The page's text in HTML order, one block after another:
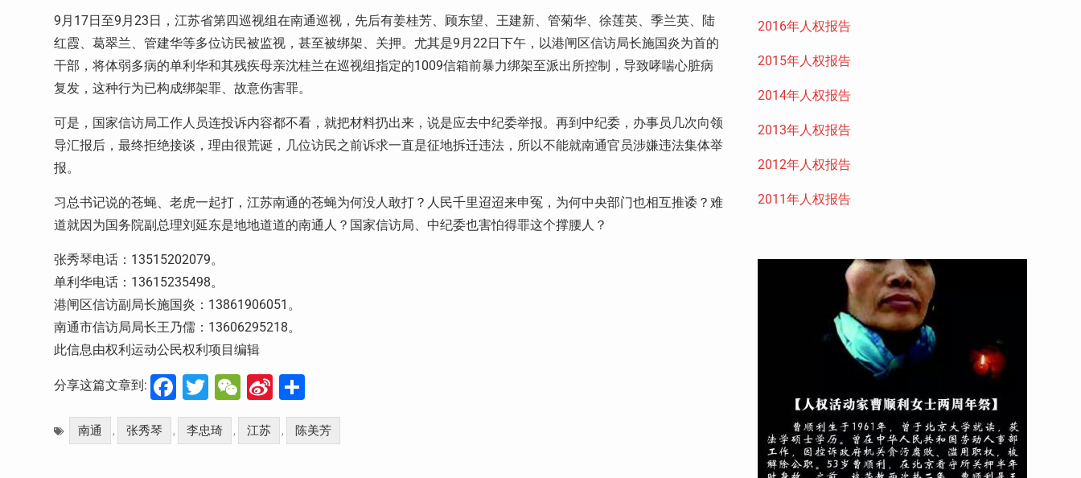
9月17日至9月23日，江苏省第四巡视组在南通巡视，先后有姜桂芳、顾东望、王建新、管菊华、徐莲英、季兰英、陆
红霞、葛翠兰、管建华等多位访民被监视，甚至被绑架、关押。尤其是9月22日下午，以港闸区信访局长施国炎为首的
干部，将体弱多病的单利华和其残疾母亲沈桂兰在巡视组指定的1009信箱前暴力绑架至派出所控制，导致哮喘心脏病
复发，这种行为已构成绑架罪、故意伤害罪。
可是，国家信访局工作人员连投诉内容都不看，就把材料扔出来，说是应去中纪委举报。再到中纪委，办事员几次向领
导汇报后，最终拒绝接谈，理由很荒诞，几位访民之前诉求一直是征地拆迁违法，所以不能就南通官员涉嫌违法集体举
报。
习总书记说的苍蝇、老虎一起打，江苏南通的苍蝇为何没人敢打？人民千里迢迢来申冤，为何中央部门也相互推诿？难
道就因为国务院副总理刘延东是地地道道的南通人？国家信访局、中纪委也害怕得罪这个撑腰人？
张秀琴电话：13515202079。
单利华电话：13615235498。
港闸区信访副局长施国炎：13861906051。
南通市信访局局长王乃儒：13606295218。
此信息由权利运动公民权利项目编辑
分享这篇文章到: Facebook
Twitter
WeChat
Sina
Weibo
享
南通 , 张秀琴 , 李忠琦 , 江苏 , 陈美芳
2016年人权报告
2015年人权报告
2014年人权报告
2013年人权报告
2012年人权报告
2011年人权报告